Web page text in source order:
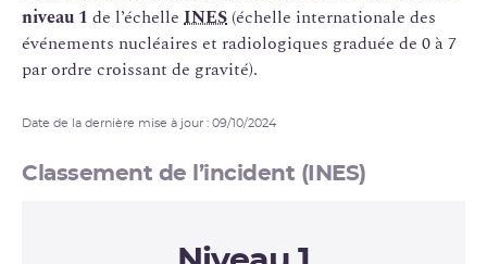
niveau 1 de l’échelle INES (échelle internationale des
événements nucléaires et radiologiques graduée de 0 à 7
par ordre croissant de gravité).
Date de la dernière mise à jour : 09/10/2024
Classement de l’incident (INES)